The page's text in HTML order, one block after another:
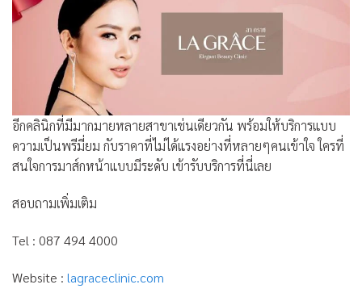
อีกคลินิกที่มีมากมายหลายสาขาเช่นเดียวกัน พร้อมให้บริการแบบ
ความเป็นพรีมี่ยม กับราคาที่ไม่ได้แรงอย่างที่หลายๆคนเข้าใจ ใครที่
สนใจการมาส์กหน้าแบบมีระดับ เข้ารับบริการที่นี่เลย
สอบถามเพิ่มเติม
Tel : 087 494 4000
Website : lagraceclinic.com